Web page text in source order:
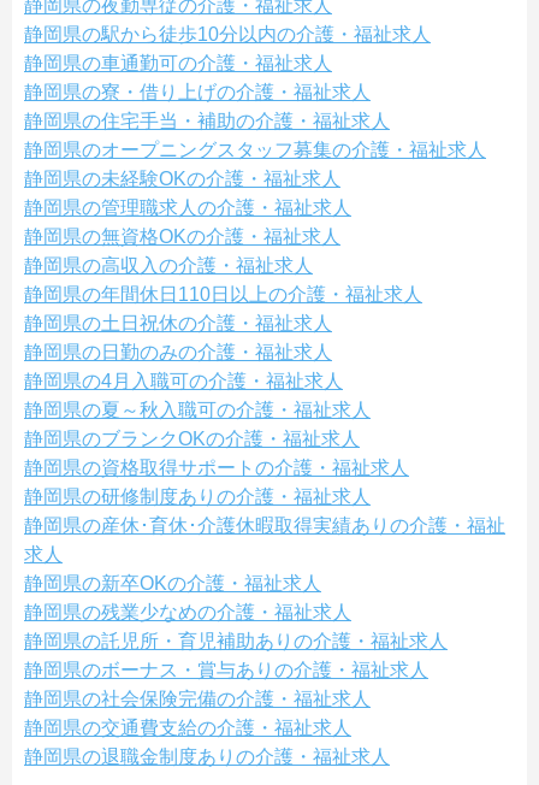
静岡県の夜勤専従の介護・福祉求人
静岡県の駅から徒歩10分以内の介護・福祉求人
静岡県の車通勤可の介護・福祉求人
静岡県の寮・借り上げの介護・福祉求人
静岡県の住宅手当・補助の介護・福祉求人
静岡県のオープニングスタッフ募集の介護・福祉求人
静岡県の未経験OKの介護・福祉求人
静岡県の管理職求人の介護・福祉求人
静岡県の無資格OKの介護・福祉求人
静岡県の高収入の介護・福祉求人
静岡県の年間休日110日以上の介護・福祉求人
静岡県の土日祝休の介護・福祉求人
静岡県の日勤のみの介護・福祉求人
静岡県の4月入職可の介護・福祉求人
静岡県の夏～秋入職可の介護・福祉求人
静岡県のブランクOKの介護・福祉求人
静岡県の資格取得サポートの介護・福祉求人
静岡県の研修制度ありの介護・福祉求人
静岡県の産休･育休･介護休暇取得実績ありの介護・福祉
求人
静岡県の新卒OKの介護・福祉求人
静岡県の残業少なめの介護・福祉求人
静岡県の託児所・育児補助ありの介護・福祉求人
静岡県のボーナス・賞与ありの介護・福祉求人
静岡県の社会保険完備の介護・福祉求人
静岡県の交通費支給の介護・福祉求人
静岡県の退職金制度ありの介護・福祉求人